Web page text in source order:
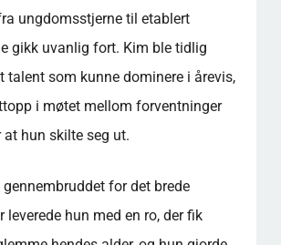
ungdomsstjerne til etablert
gikk uvanlig fort. Kim ble tidlig
talent som kunne dominere i årevis,
i møtet mellom forventninger
at hun skilte seg ut.
gennembruddet for det brede
leverede hun med en ro, der fik